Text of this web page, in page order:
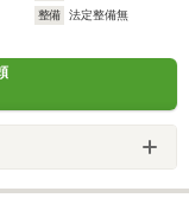
整備
法定整備無